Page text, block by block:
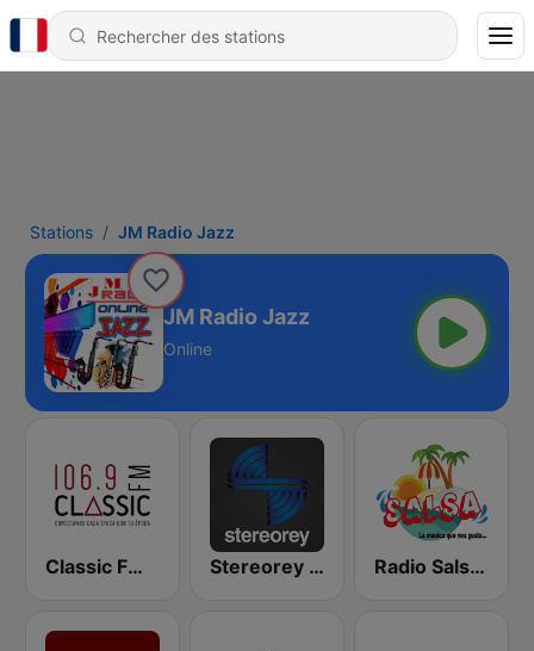
Stations JM Radio Jazz
JM Radio Jazz
Online
Classic FM 106.9 | Monterrey Stereorey México Radio Salsa México